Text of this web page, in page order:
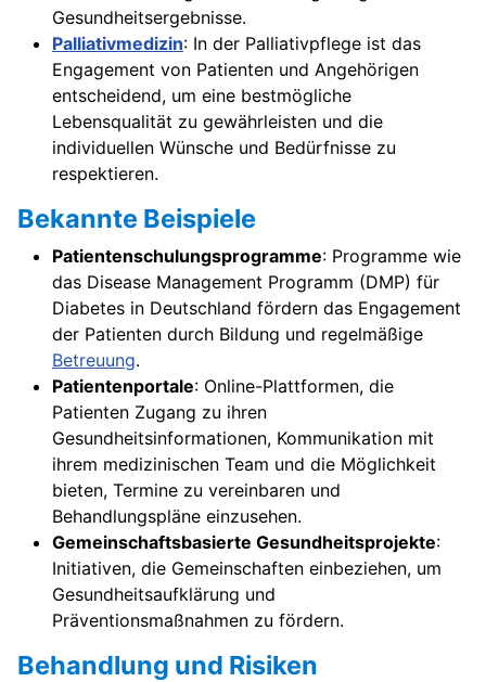
Gesundheitsergebnisse.
Palliativmedizin: In der Palliativpflege ist das
Engagement von Patienten und Angehörigen
entscheidend, um eine bestmögliche
Lebensqualität zu gewährleisten und die
individuellen Wünsche und Bedürfnisse zu
respektieren.
Bekannte Beispiele
Patientenschulungsprogramme: Programme wie
das Disease Management Programm (DMP) für
Diabetes in Deutschland fördern das Engagement
der Patienten durch Bildung und regelmäßige
Betreuung.
Patientenportale: Online-Plattformen, die
Patienten Zugang zu ihren
Gesundheitsinformationen, Kommunikation mit
ihrem medizinischen Team und die Möglichkeit
bieten, Termine zu vereinbaren und
Behandlungspläne einzusehen.
Gemeinschaftsbasierte Gesundheitsprojekte:
Initiativen, die Gemeinschaften einbeziehen, um
Gesundheitsaufklärung und
Präventionsmaßnahmen zu fördern.
Behandlung und Risiken